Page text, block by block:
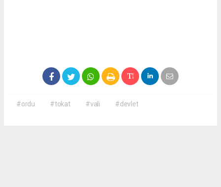
#ordu #tokat #vali #devlet